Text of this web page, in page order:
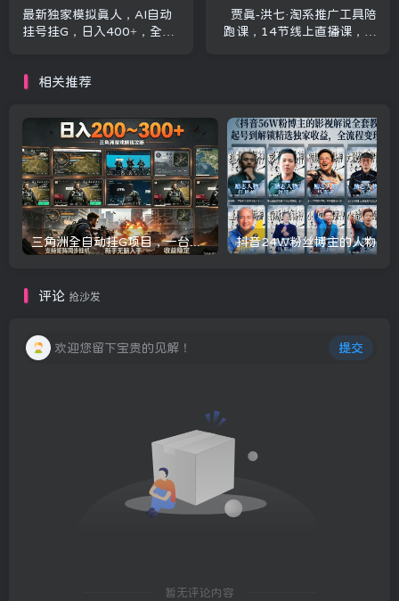
最新独家模拟真人，AI自动
挂号挂G，日入400+，全程
贾真-洪七·淘系推广工具陪
跑课，14节线上直播课，全
相关推荐
三角洲全自动挂G项目，一台电脑即可操作，防封稳账号，日收益300+，收益全程包回收，省心稳賺【揭秘】
评论 抢沙发
欢迎您留下宝贵的见解！ 提交
暂无评论内容